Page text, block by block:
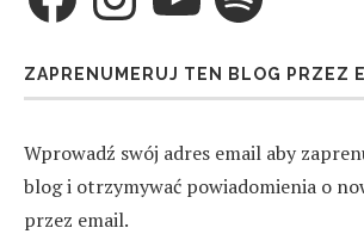
ZAPRENUMERUJ TEN BLOG PRZEZ
Wprowadź swój adres email aby
blog i otrzymywać powiadomienia o
przez email.